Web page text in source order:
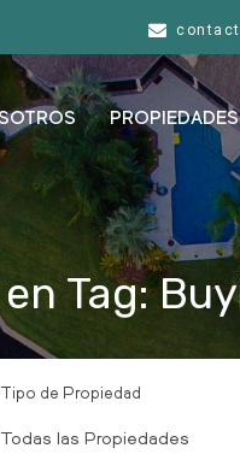
PROPIEDADES
Tag:
Tipo de Propiedad
Todas las Propiedades